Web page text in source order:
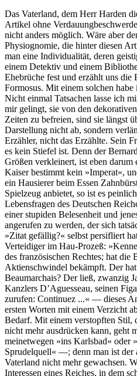
Das Vaterland, dem Herr Harden
Artikel ohne
nicht anders möglich. Wäre aber
Physiognomie, die hinter diesen
man eine Individualität, deren
einem Detektiv und einem
Ehebrüche fest und erzählt uns die
Formosus. Mit einem solchen
Nicht einmal Tatsachen lasse ich
mir gelingt, sie von den
Zeiten zu befreien, sind sie längst
Darstellung nicht ab, sondern
Erzähler, nicht das Erzählte. Sein
es kein Stiefel ist. Denn der
Größen verkleinert, ist eben
Kaiser bestimmt kein »Imperat«,
ein Hausierer beim Essen
Spielzeug anbietet, so ist es
Lebensfragen des Deutschen
einer stupiden Belesenheit und
angerufen zu werden, der sich
»Zitat gefällig?« selbst persifliert
Verteidiger im Hau-Prozeß:
des französischen Rechtes; hat
Aktienschwindel bekämpft. Der
Beaumarchais? Der ließ, zwanzig
Kanzlers D’Aguesseau, seinen
zurufen: Continuez ...« — dieses
ersten Worten mit einem Verzicht
Bedarf. Mit einem verstopften Stil,
nicht mehr ausdrücken kann, geht
meinetwegen »ins Karlsbad« oder
Sprudelquell« —; denn man ist der
Vaterland nicht mehr gewachsen.
Interessen eines Reiches, in dem